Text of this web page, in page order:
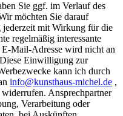
Sie ggf. im Verlauf des
möchten Sie darauf
mit Wirkung für die
regelmäßig interessante
Mail-Adresse wird nicht an
Einwilligung zur
kann ich durch
info@kunsthaus-michel.de ,
Ansprechpartner
Verarbeitung oder